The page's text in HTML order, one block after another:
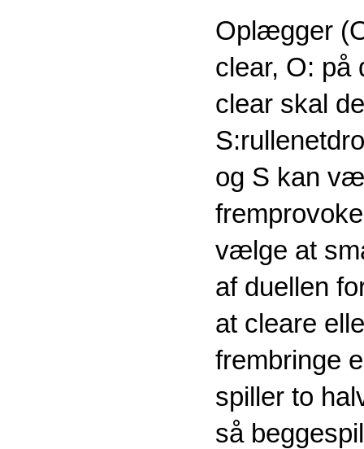
Oplægger
clear, O: på
clear skal
og S kan
vælge at
af duellen
at cleare
frembringe
spiller to
så